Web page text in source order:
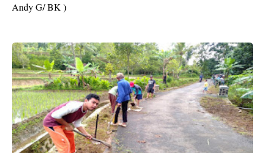
Andy G/ BK )